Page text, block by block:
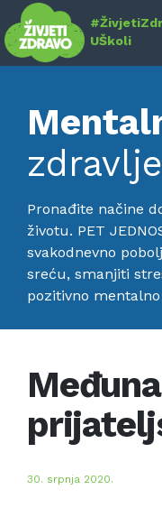
Skip
to
content
UŠkoli
zdravlje
Pronađite načine
životu. PET
svakodnevno
sreću, smanjiti
pozitivno
30. srpnja 2020.